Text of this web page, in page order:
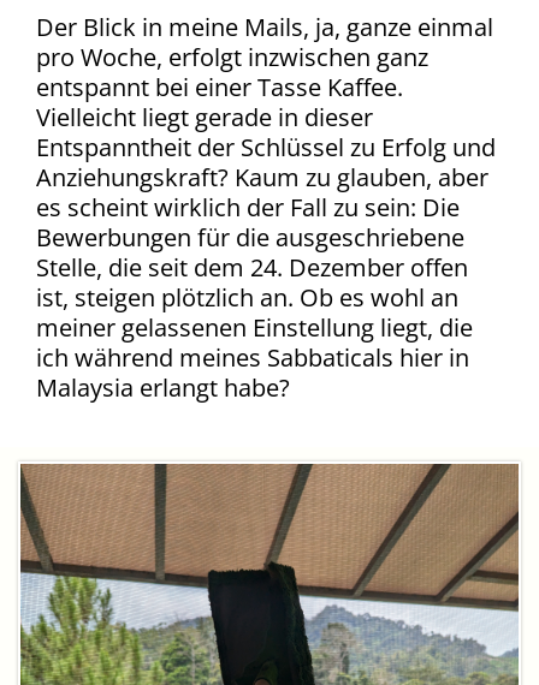
Der Blick in meine Mails, ja, ganze einmal
pro Woche, erfolgt inzwischen ganz
entspannt bei einer Tasse Kaffee.
Vielleicht liegt gerade in dieser
Entspanntheit der Schlüssel zu Erfolg und
Anziehungskraft? Kaum zu glauben, aber
es scheint wirklich der Fall zu sein: Die
Bewerbungen für die ausgeschriebene
Stelle, die seit dem 24. Dezember offen
ist, steigen plötzlich an. Ob es wohl an
meiner gelassenen Einstellung liegt, die
ich während meines Sabbaticals hier in
Malaysia erlangt habe?